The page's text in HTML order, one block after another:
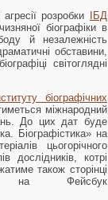
розробки
ІБД
біографіки в
й незалежність
обставини,
світоглядні
біографічних
міжнародний
До цих дат буде
Біографістика» на
цьогорічного
дослідників, котрі
також сторінці
на Фейсбук